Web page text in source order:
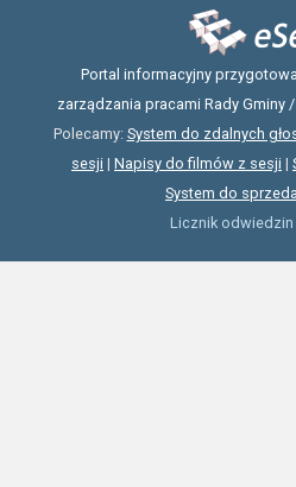
Portal informacyjny
zarządzania pracami Rady Gminy
Polecamy: System do zdalnych
sesji | Napisy do filmów z sesji |
System do
Licznik odwiedzin